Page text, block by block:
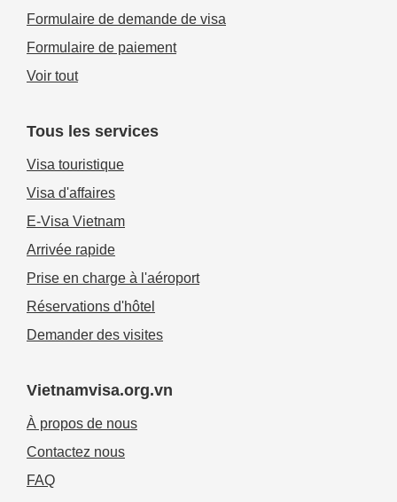
Formulaire de demande de visa
Formulaire de paiement
Voir tout
Tous les services
Visa touristique
Visa d'affaires
E-Visa Vietnam
Arrivée rapide
Prise en charge à l'aéroport
Réservations d'hôtel
Demander des visites
Vietnamvisa.org.vn
À propos de nous
Contactez nous
FAQ